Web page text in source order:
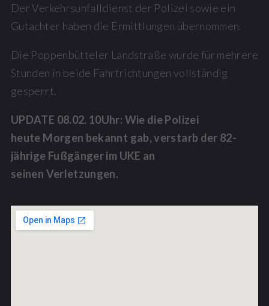
Der Verkehrsunfalldienst der Polizei sowie ein
Gutachter haben die Ermittlungen übernommen.
Die Poppenbütteler Landstraße wurde für mehrere
Stunden in beide Fahrtrichtungen vollständig
gesperrt.
UPDATE 08.02. 10Uhr: Wie die Polizei
heute Morgen bekannt gab, verstarb der 82-
jährige Fußgänger im UKE an
seinen Verletzungen.